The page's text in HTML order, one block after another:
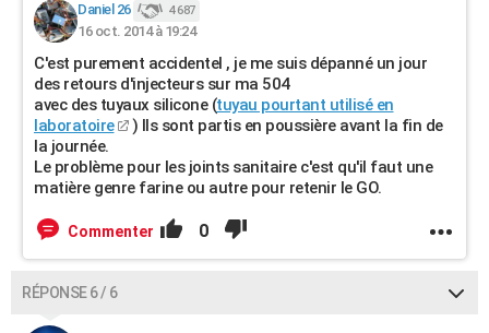
Daniel 26 4 687
16 oct. 2014 à 19:24
C'est purement accidentel , je me suis dépanné un jour
des retours d'injecteurs sur ma 504
avec des tuyaux silicone (tuyau pourtant utilisé en
laboratoire
) Ils sont partis en poussière avant la fin de
la journée.
Le problème pour les joints sanitaire c'est qu'il faut une
matière genre farine ou autre pour retenir le GO.
Commenter 0
RÉPONSE 6 / 6